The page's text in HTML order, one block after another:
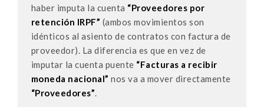
haber imputa la cuenta “Proveedores por
retención IRPF” (ambos movimientos son
idénticos al asiento de contratos con factura de
proveedor). La diferencia es que en vez de
imputar la cuenta puente “Facturas a recibir
moneda nacional” nos va a mover directamente
“Proveedores”.